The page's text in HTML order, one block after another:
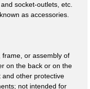
socket-outlets, etc.
as accessories.
frame, or assembly of
on the back or on the
other protective
not intended for